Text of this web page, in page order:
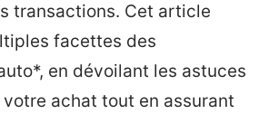
transactions. Cet article
facettes des
en dévoilant les astuces
achat tout en assurant